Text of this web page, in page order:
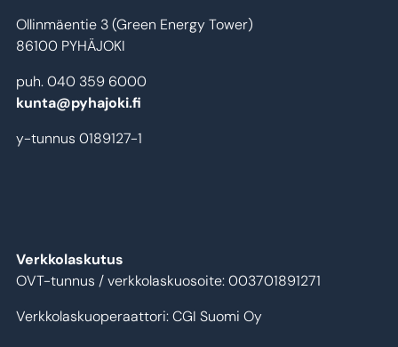
Ollinmäentie 3 (Green Energy Tower)
86100 PYHÄJOKI
puh. 040 359 6000
kunta@pyhajoki.fi
y-tunnus 0189127-1
Verkkolaskutus
OVT-tunnus / verkkolaskuosoite: 003701891271
Verkkolaskuoperaattori: CGI Suomi Oy